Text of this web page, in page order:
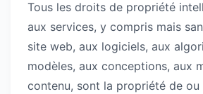
Tous les droits de propriété
aux services, y compris mais
site web, aux logiciels, aux
modèles, aux conceptions, aux
contenu, sont la propriété de ou